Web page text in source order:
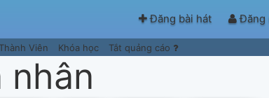
Đăng bài hát Đăng
Thành Viên Khóa học Tắt quảng cáo
nhân